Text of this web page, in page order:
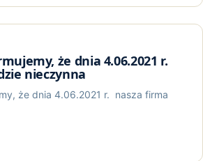
że dnia 4.06.2021 r.
nieczynna
że dnia 4.06.2021 r. nasza firma